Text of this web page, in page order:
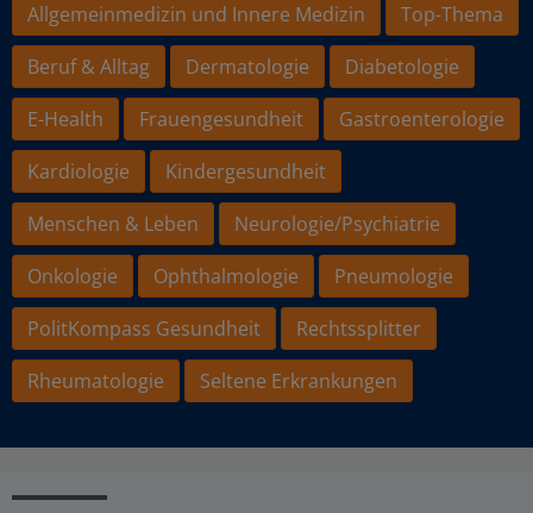
Allgemeinmedizin und Innere Medizin
Top-Thema
Beruf & Alltag
Dermatologie
Diabetologie
E-Health
Frauengesundheit
Gastroenterologie
Kardiologie
Kindergesundheit
Menschen & Leben
Neurologie/Psychiatrie
Onkologie
Ophthalmologie
Pneumologie
PolitKompass Gesundheit
Rechtssplitter
Rheumatologie
Seltene Erkrankungen